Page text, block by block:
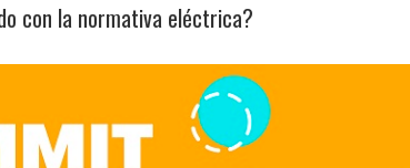
con la normativa eléctrica?